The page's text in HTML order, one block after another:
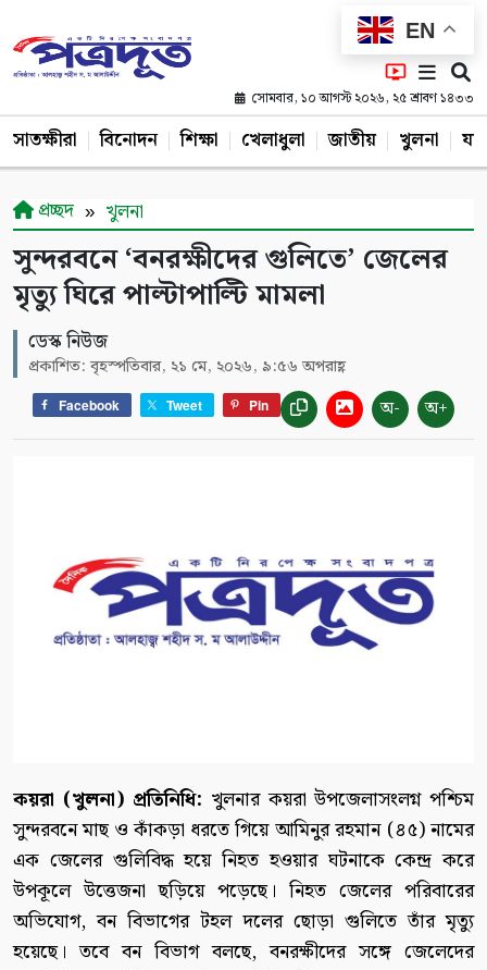
EN
সোমবার, ১০ আগস্ট ২০২৬, ২৫ শ্রাবণ ১৪৩৩
সাতক্ষীরা বিনোদন শিক্ষা খেলাধুলা জাতীয় খুলনা
প্রচ্ছদ খুলনা
সুন্দরবনে ‘বনরক্ষীদের গুলিতে’ জেলের
মৃত্যু ঘিরে পাল্টাপাল্টি মামলা
ডেস্ক নিউজ
প্রকাশিত: বৃহস্পতিবার, ২১ মে, ২০২৬, ৯:৫৬ অপরাহ্ণ
Facebook Tweet Pin অ- অ+
কয়রা (খুলনা) প্রতিনিধি: খুলনার কয়রা উপজেলাসংলগ্ন পশ্চিম
সুন্দরবনে মাছ ও কাঁকড়া ধরতে গিয়ে আমিনুর রহমান (৪৫) নামের
এক জেলের গুলিবিদ্ধ হয়ে নিহত হওয়ার ঘটনাকে কেন্দ্র করে
উপকূলে উত্তেজনা ছড়িয়ে পড়েছে। নিহত জেলের পরিবারের
অভিযোগ, বন বিভাগের টহল দলের ছোড়া গুলিতে তাঁর মৃত্যু
হয়েছে। তবে বন বিভাগ বলছে, বনরক্ষীদের সঙ্গে জেলেদের